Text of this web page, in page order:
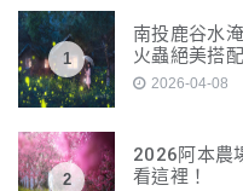
1
南投鹿谷水
火蟲絕美搭配
2026-04-08
2
2026阿本農
看這裡！